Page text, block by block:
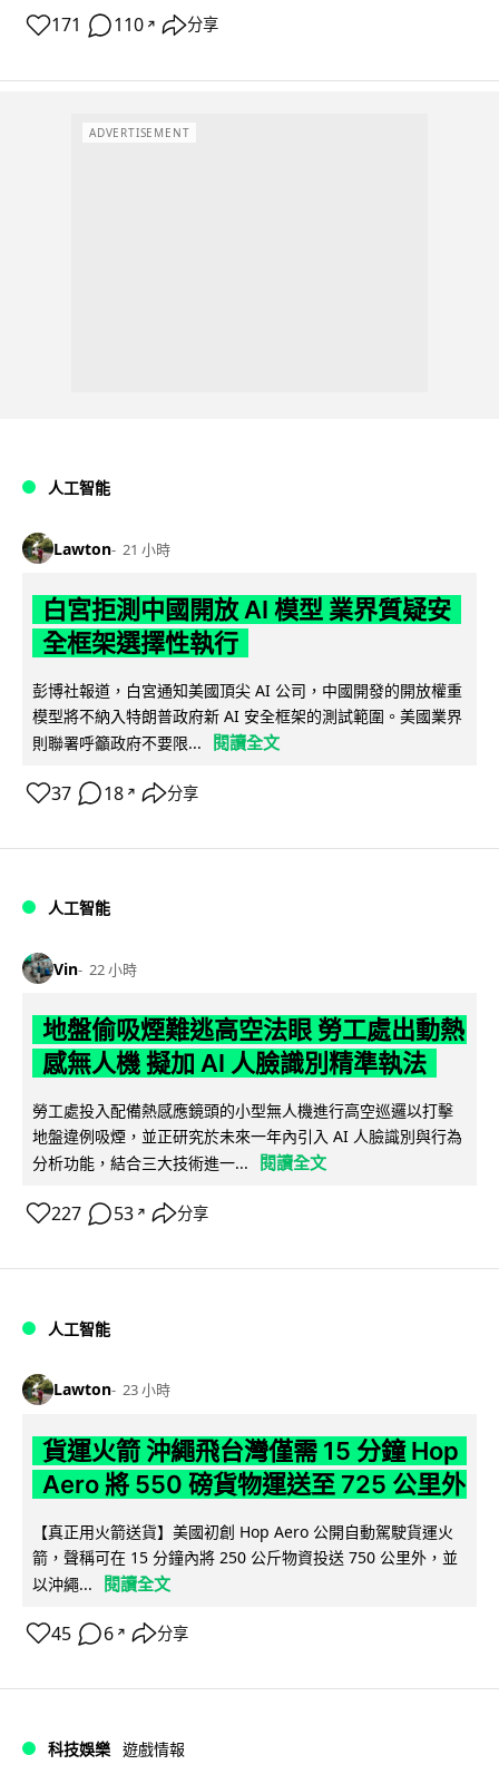
171 110 ↗ 分享
ADVERTISEMENT
人工智能
Lawton 21 小時
白宮拒測中國開放 AI 模型 業界質疑安
全框架選擇性執行
彭博社報道，白宮通知美國頂尖 AI 公司，中國開發的開放權重
模型將不納入特朗普政府新 AI 安全框架的測試範圍。美國業界
則聯署呼籲政府不要限...
閱讀全文
37 18 ↗ 分享
人工智能
Vin 22 小時
地盤偷吸煙難逃高空法眼 勞工處出動熱
感無人機 擬加 AI 人臉識別精準執法
勞工處投入配備熱感應鏡頭的小型無人機進行高空巡邏以打擊
地盤違例吸煙，並正研究於未來一年內引入 AI 人臉識別與行為
分析功能，結合三大技術進一...
閱讀全文
227 53 ↗ 分享
人工智能
Lawton 23 小時
貨運火箭 沖繩飛台灣僅需 15 分鐘 Hop
Aero 將 550 磅貨物運送至 725 公里外
【真正用火箭送貨】美國初創 Hop Aero 公開自動駕駛貨運火
箭，聲稱可在 15 分鐘內將 250 公斤物資投送 750 公里外，並
以沖繩...
閱讀全文
45 6 ↗ 分享
科技娛樂 遊戲情報